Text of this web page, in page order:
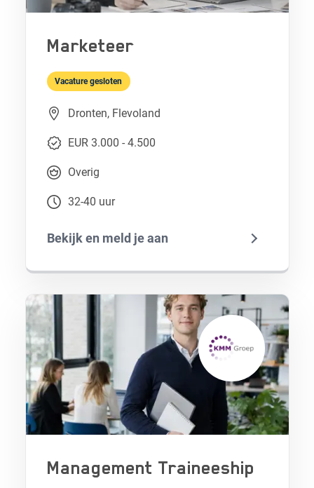
Marketeer
Vacature gesloten
Dronten, Flevoland
EUR 3.000 - 4.500
Overig
32-40 uur
Bekijk en meld je aan
Management Traineeship